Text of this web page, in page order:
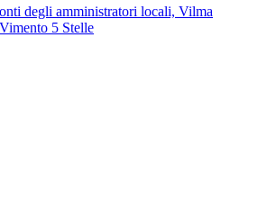
degli amministratori locali, Vilma
5 Stelle